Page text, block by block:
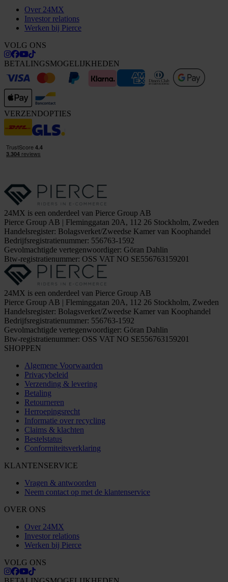
Over 24MX
Investor relations
Werken bij Pierce
VOLG ONS
BETALINGSMOGELIJKHEDEN
VERZENDOPTIES
24MX is een onderdeel van Pierce Group AB
Pierce Group AB | Fleminggatan 20A, 112 26 Stockholm, Zweden
Handelsregister: Bolagsverket/Zweedse Kamer van Koophandel
Bedrijfsregistratienummer: 556763-1592
Gevolmachtigde vertegenwoordiger: Göran Dahlin
Btw-registratienummer: OSS VAT NO SE556763159201
24MX is een onderdeel van Pierce Group AB
Pierce Group AB | Fleminggatan 20A, 112 26 Stockholm, Zweden
Handelsregister: Bolagsverket/Zweedse Kamer van Koophandel
Bedrijfsregistratienummer: 556763-1592
Gevolmachtigde vertegenwoordiger: Göran Dahlin
Btw-registratienummer: OSS VAT NO SE556763159201
SHOPPEN
Algemene Voorwaarden
Privacybeleid
Verzending & levering
Betaling
Retourneren
Herroepingsrecht
Informatie over recycling
Claims & klachten
Bestelstatus
Conformiteitsverklaring
KLANTENSERVICE
Vragen & antwoorden
Neem contact op met de klantenservice
OVER ONS
Over 24MX
Investor relations
Werken bij Pierce
VOLG ONS